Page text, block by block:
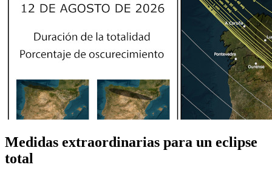
Medidas extraordinarias para un eclipse
total